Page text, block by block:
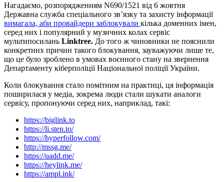
Нагадаємо, розпорядженням N690/1521 від 6 жовтня
Державна служба спеціального зв’язку та захисту інформації
вимагала, аби провайдери заблокували кілька доменних імен,
серед них і популярний у музичних колах сервіс
мультипосилань Linktree. До того ж чиновники не пояснили
конкретних причин такого блокування, зауважуючи лише те,
що це було зроблено в умовах воєнного стану на звернення
Департаменту кіберполіції Національної поліції України.
Коли блокування стало помітним на практиці, ця інформація
поширилася у медіа, зокрема люди стали шукати аналоги
сервісу, пропонуючи серед них, наприклад, такі:
https://biglink.to
https://li.sten.to/
https://hyperfollow.com/
http://mssg.me/
https://uadd.me/
https://heylink.me/
https://ampl.ink/